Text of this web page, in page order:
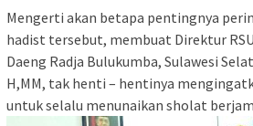
Mengerti akan betapa pentingnya
hadist tersebut, membuat Direktur
Daeng Radja Bulukumba, Sulawesi
H,MM, tak henti – hentinya
untuk selalu menunaikan sholat